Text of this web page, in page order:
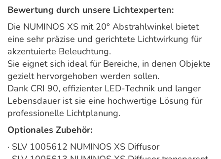
Bewertung durch unsere Lichtexperten:
Die NUMINOS XS mit 20° Abstrahlwinkel bietet
eine sehr präzise und gerichtete Lichtwirkung für
akzentuierte Beleuchtung.
Sie eignet sich ideal für Bereiche, in denen Objekte
gezielt hervorgehoben werden sollen.
Dank CRI 90, effizienter LED-Technik und langer
Lebensdauer ist sie eine hochwertige Lösung für
professionelle Lichtplanung.
Optionales Zubehör:
· SLV 1005612 NUMINOS XS Diffusor